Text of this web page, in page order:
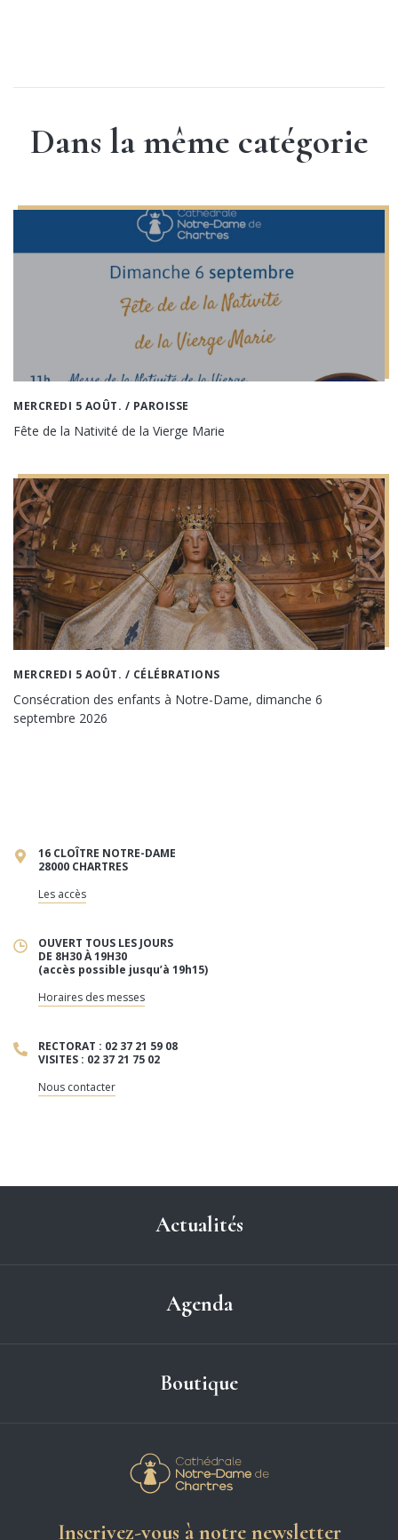
Dans la même catégorie
MERCREDI 5 AOÛT. / PAROISSE
Fête de la Nativité de la Vierge Marie
MERCREDI 5 AOÛT. / CÉLÉBRATIONS
Consécration des enfants à Notre-Dame, dimanche 6
septembre 2026
16 CLOÎTRE NOTRE-DAME
28000 CHARTRES
Les accès
OUVERT TOUS LES JOURS
DE 8H30 À 19H30
(accès possible jusqu’à 19h15)
Horaires des messes
RECTORAT : 02 37 21 59 08
VISITES : 02 37 21 75 02
Nous contacter
Actualités
Agenda
Boutique
Inscrivez-vous à notre newsletter